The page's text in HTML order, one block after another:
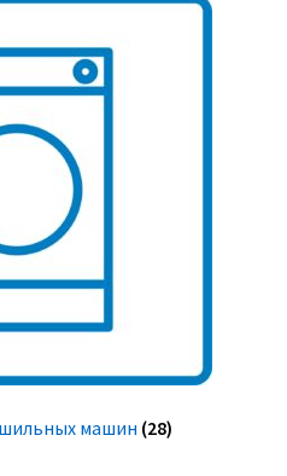
машин (28)